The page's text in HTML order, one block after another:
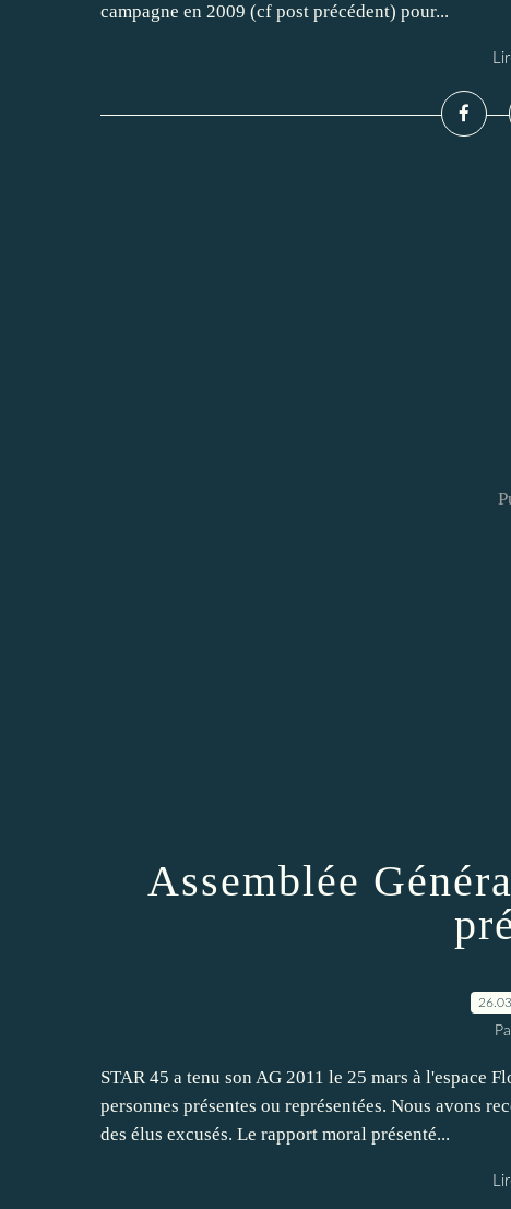
campagne en 2009 (cf post précédent) pour...
Assemblée
STAR 45 a tenu son AG 2011 le 25 mars à l'espace
personnes présentes ou représentées. Nous avons
des élus excusés. Le rapport moral présenté...